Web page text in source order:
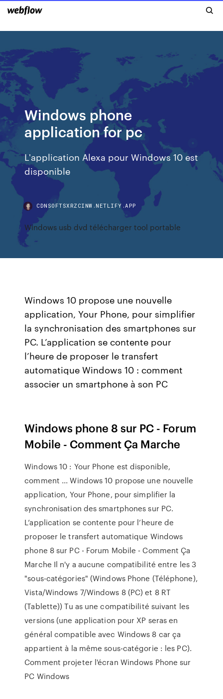
Windows phone
application for pc
L'application Alexa pour Windows 10 est
disponible
CDNSOFTSXRZCINW.NETLIFY.APP
Windows usb dvd télécharger tool portable
Windows 10 propose une nouvelle
application, Your Phone, pour simplifier
la synchronisation des smartphones sur
PC. L’application se contente pour
l’heure de proposer le transfert
automatique Windows 10 : comment
associer un smartphone à son PC
Windows phone 8 sur PC - Forum
Mobile - Comment Ça Marche
Windows 10 : Your Phone est disponible,
comment ... Windows 10 propose une nouvelle
application, Your Phone, pour simplifier la
synchronisation des smartphones sur PC.
L’application se contente pour l’heure de
proposer le transfert automatique Windows
phone 8 sur PC - Forum Mobile - Comment Ça
Marche Il n'y a aucune compatibilité entre les 3
"sous-catégories" (Windows Phone (Téléphone),
Vista/Windows 7/Windows 8 (PC) et 8 RT
(Tablette)) Tu as une compatibilité suivant les
versions (une application pour XP seras en
général compatible avec Windows 8 car ça
appartient à la même sous-catégorie : les PC).
Comment projeter l'écran Windows Phone sur
PC Windows